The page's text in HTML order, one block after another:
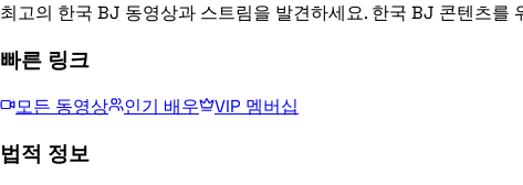
최고의 한국 BJ 동영상과 스트림을 발견하세요. 한국 BJ 콘텐츠를
빠른 링크
모든 동영상 인기 배우 VIP 멤버십
법적 정보